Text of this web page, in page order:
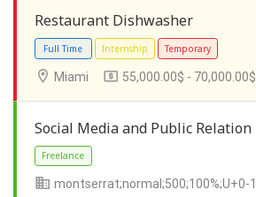
Du học nghề
Restaurant Dishwasher
Miami 55,000.00$ - 70,000.00$
Social Media and Public Relation
montserrat;normal;500;100%;U+0-